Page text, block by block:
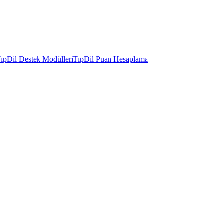
Destek ModülleriTıpDil Puan Hesaplama